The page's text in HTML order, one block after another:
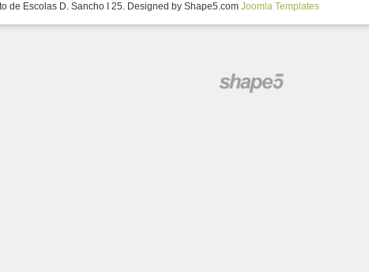
de Escolas D. Sancho I 25. Designed by Shape5.com Joomla Templates